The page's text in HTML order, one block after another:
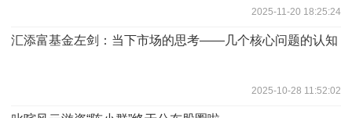
2025-11-20 18:25:24
汇添富基金左剑：当下市场的思考——几个核心问题的认知
2025-10-28 11:52:02